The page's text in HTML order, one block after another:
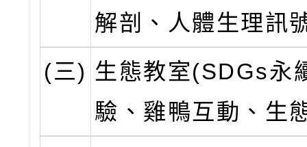
解剖、人體生理訊
(三) 生態教室(SDGs永
驗、雞鴨互動、生